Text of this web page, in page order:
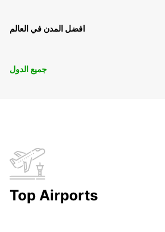
افضل المدن في العالم
جميع الدول
Top Airports